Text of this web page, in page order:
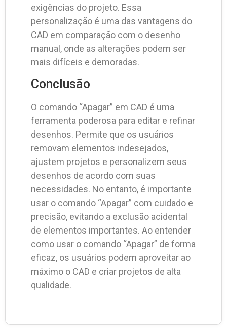
exigências do projeto. Essa
personalização é uma das vantagens do
CAD em comparação com o desenho
manual, onde as alterações podem ser
mais difíceis e demoradas.
Conclusão
O comando “Apagar” em CAD é uma
ferramenta poderosa para editar e refinar
desenhos. Permite que os usuários
removam elementos indesejados,
ajustem projetos e personalizem seus
desenhos de acordo com suas
necessidades. No entanto, é importante
usar o comando “Apagar” com cuidado e
precisão, evitando a exclusão acidental
de elementos importantes. Ao entender
como usar o comando “Apagar” de forma
eficaz, os usuários podem aproveitar ao
máximo o CAD e criar projetos de alta
qualidade.